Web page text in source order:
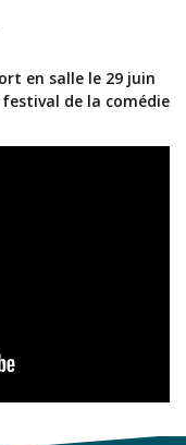
en salle le 29 juin
de la comédie